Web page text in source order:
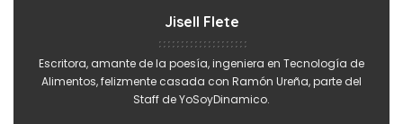
Jisell Flete
Escritora, amante de la poesía, ingeniera en Tecnología de
Alimentos, felizmente casada con Ramón Ureña, parte del
Staff de YoSoyDinamico.